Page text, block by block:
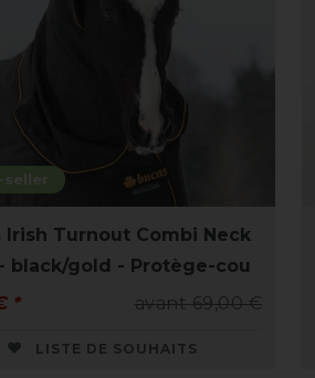
Irish Turnout Combi Neck
black/gold - Protège-cou
avant 69,00 €
*
LISTE DE SOUHAITS